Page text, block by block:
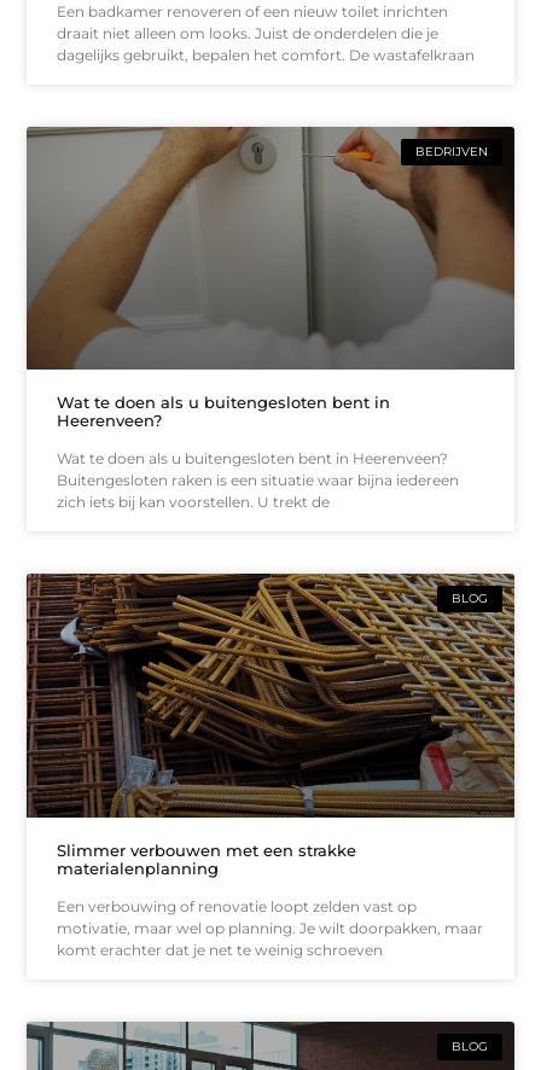
Een badkamer renoveren of een nieuw toilet inrichten
draait niet alleen om looks. Juist de onderdelen die je
dagelijks gebruikt, bepalen het comfort. De wastafelkraan
BEDRIJVEN
Wat te doen als u buitengesloten bent in
Heerenveen?
Wat te doen als u buitengesloten bent in Heerenveen?
Buitengesloten raken is een situatie waar bijna iedereen
zich iets bij kan voorstellen. U trekt de
BLOG
Slimmer verbouwen met een strakke
materialenplanning
Een verbouwing of renovatie loopt zelden vast op
motivatie, maar wel op planning. Je wilt doorpakken, maar
komt erachter dat je net te weinig schroeven
BLOG